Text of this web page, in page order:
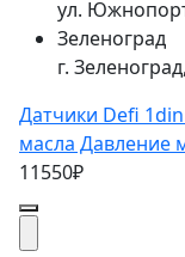
ул.
Зеленоград
г.
Датчики Defi
масла Давление
11550₽